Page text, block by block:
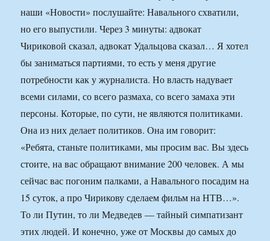
наши «Новости» послушайте: Навального схватили,
но его выпустили. Через 3 минуты: адвокат
Чириковой сказал, адвокат Удальцова сказал… Я хотел
бы заниматься партиями, то есть у меня другие
потребности как у журналиста. Но власть надувает
всеми силами, со всего размаха, со всего замаха эти
персоны. Которые, по сути, не являются политиками.
Она из них делает политиков. Она им говорит:
«Ребята, станьте политиками, мы просим вас. Вы здесь
стоите, на вас обращают внимание 200 человек. А мы
сейчас вас погоним палками, а Навального посадим на
15 суток, а про Чирикову сделаем фильм на НТВ…».
То ли Путин, то ли Медведев — тайный симпатизант
этих людей. И конечно, уже от Москвы до самых до